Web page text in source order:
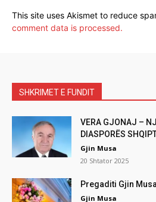
This site uses Akismet to reduce
comment data is processed.
SHKRIMET E FUNDIT
VERA GJONAJ –
DIASPORËS
Gjin Musa
20 Shtator 2025
Pregaditi Gjin
Gjin Musa